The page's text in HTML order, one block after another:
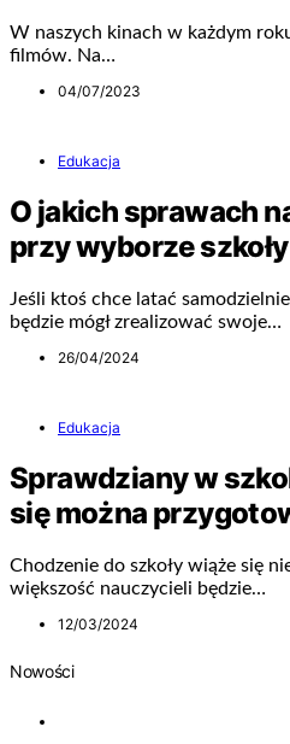
W naszych kinach w każdym
filmów. Na…
04/07/2023
Edukacja
O jakich sprawach
przy wyborze
Jeśli ktoś chce latać
będzie mógł zrealizować swoje…
26/04/2024
Edukacja
Sprawdziany w
się można
Chodzenie do szkoły wiąże się
większość nauczycieli będzie…
12/03/2024
Nowości